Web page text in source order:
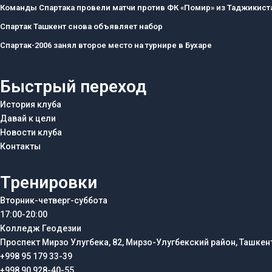
Команды Спартака провели матчи против ФК «Помир» из
Спартак Ташкент снова объявляет набор
Спартак-2006 занял второе место на турнире в Бухаре
Быстрый переход
История клуба
Давай к цели
Новости клуба
Контакты
Тренировки
Вторник-четверг-суббота
17:00-20:00
Колледж Геодезии
Проспект Мирзо Улугбека, 82, Мирзо-Улугбекский район,
+998 95 179 33-39